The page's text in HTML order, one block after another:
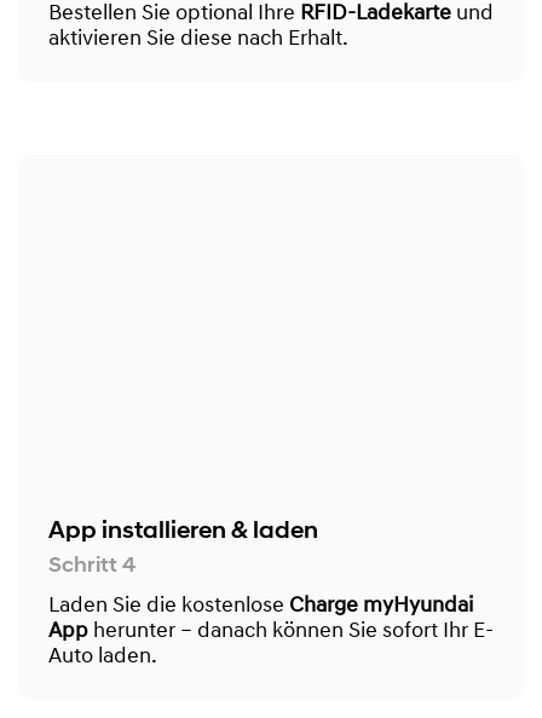
Bestellen Sie optional Ihre RFID-Ladekarte und
aktivieren Sie diese nach Erhalt.
App installieren & laden
Schritt 4
Laden Sie die kostenlose Charge myHyundai
App herunter – danach können Sie sofort Ihr E-
Auto laden.